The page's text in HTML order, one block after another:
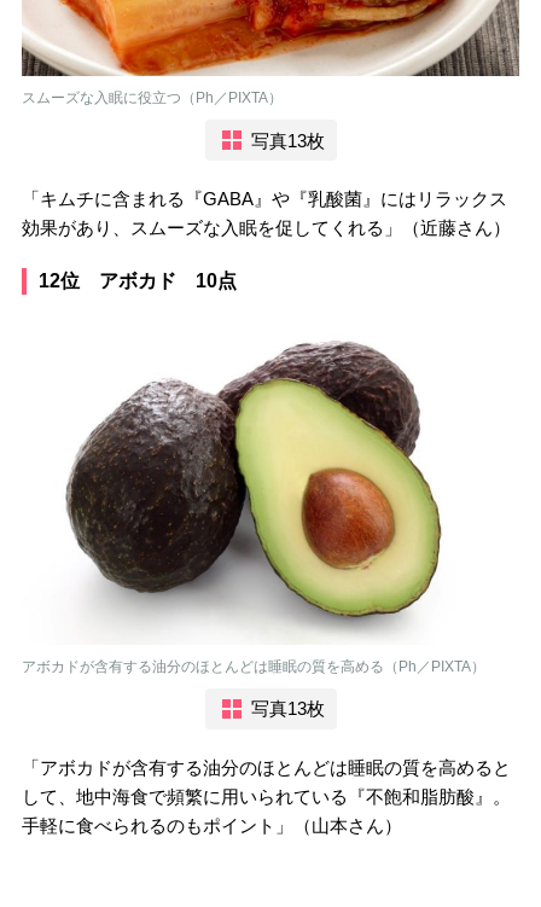
スムーズな入眠に役立つ（Ph／PIXTA）
写真13枚
「キムチに含まれる『GABA』や『乳酸菌』にはリラックス
効果があり、スムーズな入眠を促してくれる」（近藤さん）
12位 アボカド 10点
アボカドが含有する油分のほとんどは睡眠の質を高める（Ph／PIXTA）
写真13枚
「アボカドが含有する油分のほとんどは睡眠の質を高めると
して、地中海食で頻繁に用いられている『不飽和脂肪酸』。
手軽に食べられるのもポイント」（山本さん）